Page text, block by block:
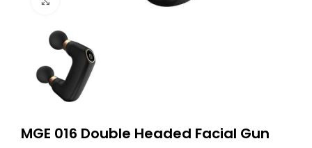
MGE 016 Double Headed Facial Gun